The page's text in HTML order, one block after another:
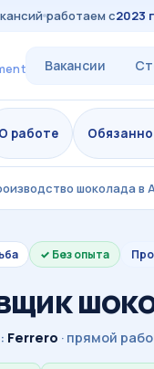
работаем с2023
Вакансии
О работе
шоколада в
Без опыта
Ferrero · прямой